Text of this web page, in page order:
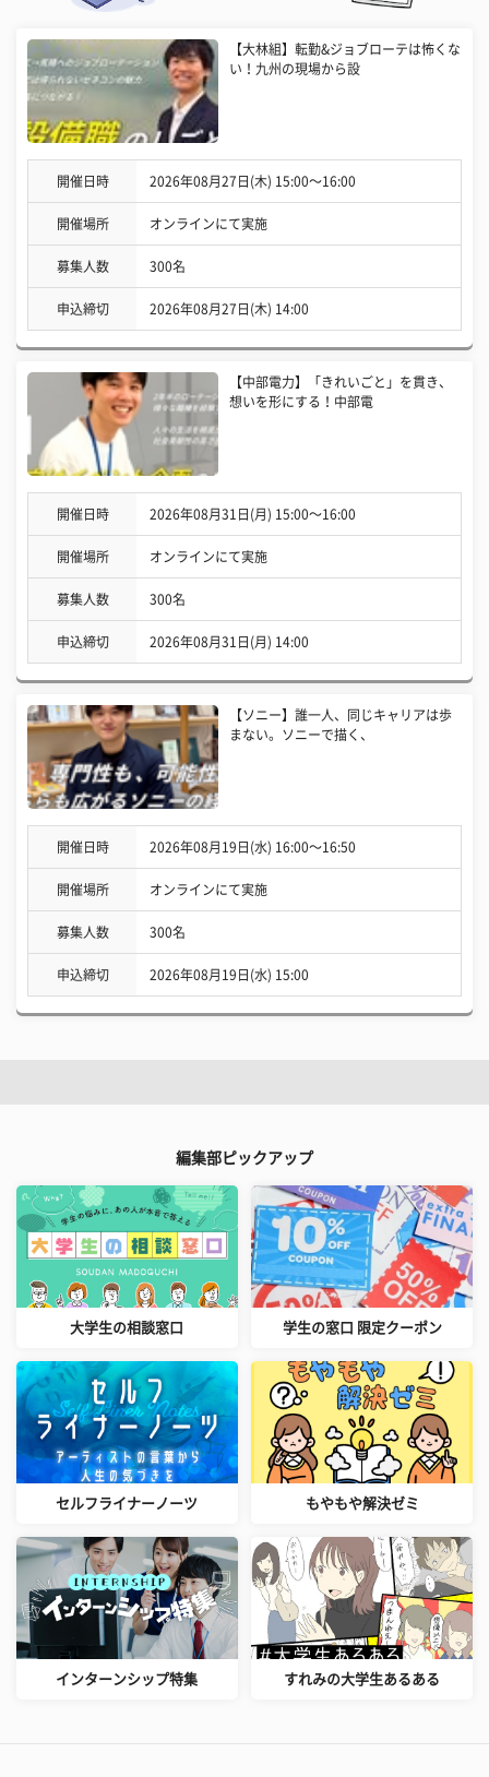
【大林組】転勤&ジョブローテは怖くな
い！九州の現場から設
開催日時 2026年08月27日(木) 15:00〜16:00
開催場所 オンラインにて実施
募集人数 300名
申込締切 2026年08月27日(木) 14:00
【中部電力】「きれいごと」を貫き、
想いを形にする！中部電
開催日時 2026年08月31日(月) 15:00〜16:00
開催場所 オンラインにて実施
募集人数 300名
申込締切 2026年08月31日(月) 14:00
【ソニー】誰一人、同じキャリアは歩
まない。ソニーで描く、
開催日時 2026年08月19日(水) 16:00〜16:50
開催場所 オンラインにて実施
募集人数 300名
申込締切 2026年08月19日(水) 15:00
編集部ピックアップ
大学生の相談窓口 学生の窓口 限定クーポン
セルフライナーノーツ もやもや解決ゼミ
インターンシップ特集 すれみの大学生あるある